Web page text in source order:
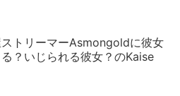
トリーマーAsmongoldに彼女
？いじられる彼女？のKaise